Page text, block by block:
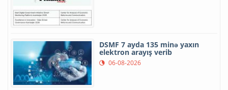
DSMF 7 ayda 135 minə yaxın
elektron arayış verib
06-08-2026